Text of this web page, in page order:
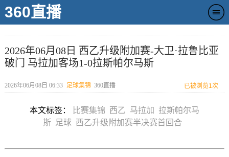
360直播
2026年06月08日 西乙升级附加赛-大卫·拉鲁比亚
破门 马拉加客场1-0拉斯帕尔马斯
2026年06月08日 06:33 足球集锦 360直播 已被浏览1次
本文标签： 比赛集锦 西乙 马拉加 拉斯帕尔马
斯 足球 西乙升级附加赛半决赛首回合